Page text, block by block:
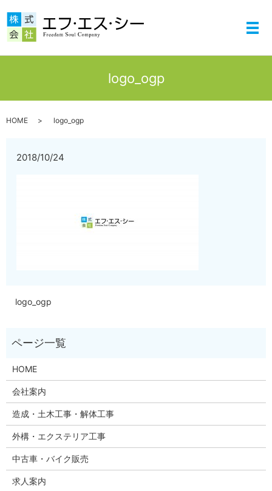
メ
logo_ogp
HOME logo_ogp
2018/10/24
logo_ogp
HOME
会社案内
造成・土木工事・解体工事
外構・エクステリア工事
中古車・バイク販売
求人案内